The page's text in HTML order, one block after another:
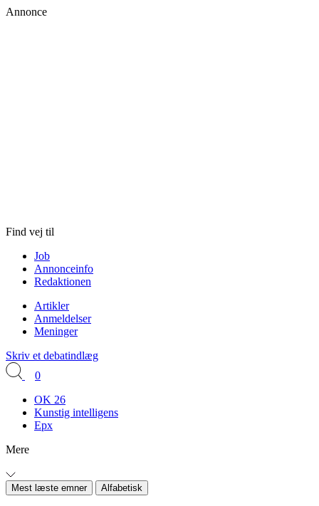
Annonce
Find vej til
Job
Annonceinfo
Redaktionen
Artikler
Anmeldelser
Meninger
Skriv et debatindlæg
0
OK 26
Kunstig intelligens
Epx
Mere
Mest læste emner Alfabetisk